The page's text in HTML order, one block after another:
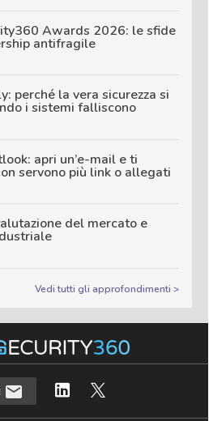
Awards 2026: le sfide
antifragile
perché la vera sicurezza si
i sistemi falliscono
apri un’e-mail e ti
servono più link o allegati
del mercato e
Vedi tutti gli approfondimenti >